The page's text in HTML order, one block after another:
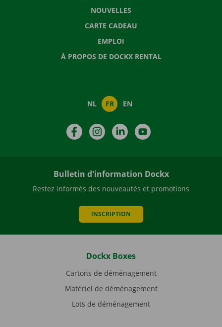
NOUVELLES
CARTE CADEAU
EMPLOI
À PROPOS DE DOCKX RENTAL
NL FR EN
FacebookInstagramLinkedIn
Bulletin d'information Dockx
Restez informés des nouveautés et promotions
INSCRIPTION
Dockx Boxes
Cartons de déménagement
Matériel de déménagement
Lots de déménagement